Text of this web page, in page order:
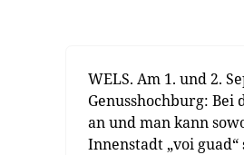
WELS. Am 1. und 2.
Genusshochburg: Bei
an und man kann
Innenstadt „voi